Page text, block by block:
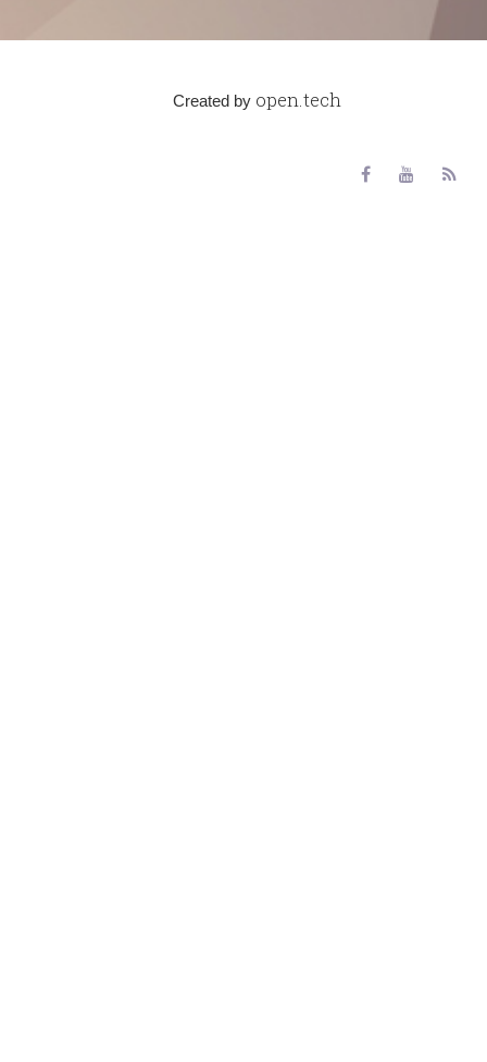
Created by open.tech